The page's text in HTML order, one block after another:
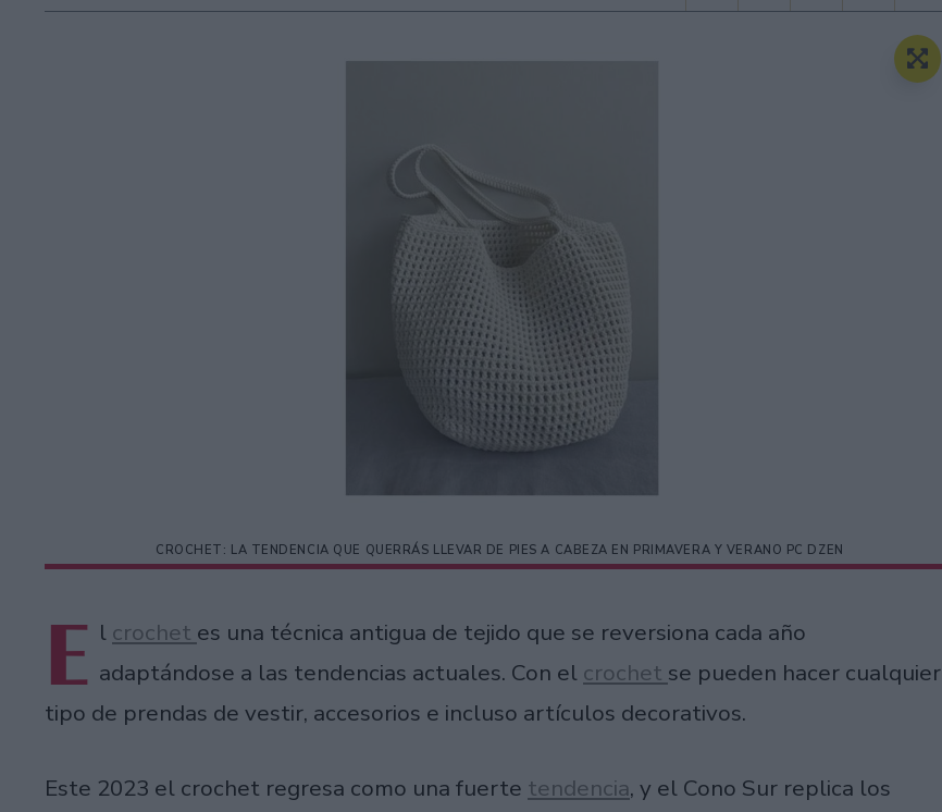
CROCHET: LA TENDENCIA QUE QUERRÁS LLEVAR DE PIES A CABEZA EN PRIMAVERA Y VERANO PC DZEN
E l crochet es una técnica antigua de tejido que se reversiona cada año
adaptándose a las tendencias actuales. Con el crochet se pueden hacer cualquier
tipo de prendas de vestir, accesorios e incluso artículos decorativos.
Este 2023 el crochet regresa como una fuerte tendencia, y el Cono Sur replica los